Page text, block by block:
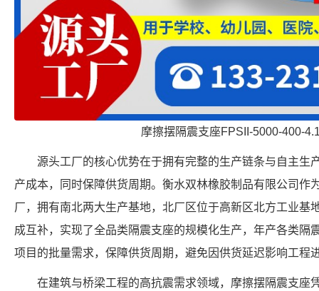
摩擦摆隔震支座FPSII-5000-400-
源头工厂的核心优势在于拥有完整的生产链条与自主生
产成本，同时保障供货周期。衡水双林橡胶制品有限公司作
厂，拥有南北两大生产基地，北厂区位于高新区北方工业基
成互补，实现了全品类隔震支座的规模化生产，年产各类隔
项目的批量需求，保障供货周期，避免因供货延迟影响工程
在建筑与桥梁工程的高抗震需求领域，摩擦摆隔震支座